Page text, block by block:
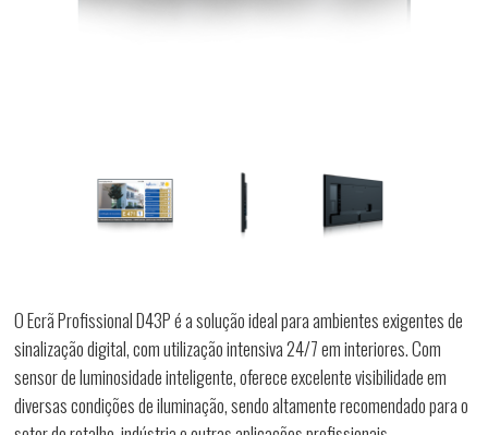
O Ecrã Profissional D43P é a solução ideal para ambientes exigentes de
sinalização digital, com utilização intensiva 24/7 em interiores. Com
sensor de luminosidade inteligente, oferece excelente visibilidade em
diversas condições de iluminação, sendo altamente recomendado para o